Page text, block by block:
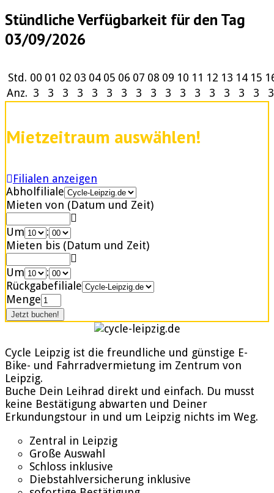
Stündliche Verfügbarkeit für den Tag
03/09/2026
Std. 00 01 02 03 04 05 06 07 08 09 10 11 12 13 14 15
Anz. 3 3 3 3 3 3 3 3 3 3 3 3 3 3 3 3 3
Mietzeitraum auswählen!
Filialen anzeigen
Abholfiliale
Mieten von (Datum und Zeit)
Um
:
Mieten bis (Datum und Zeit)
Um
:
Rückgabefiliale
Menge
Cycle Leipzig ist die freundliche und günstige E-
Bike- und Fahrradvermietung im Zentrum von
Leipzig.
Buche Dein Leihrad direkt und einfach. Du musst
keine Bestätigung abwarten und Deiner
Erkundungstour in und um Leipzig nichts im Weg.
Zentral in Leipzig
Große Auswahl
Schloss inklusive
Diebstahlversicherung inklusive